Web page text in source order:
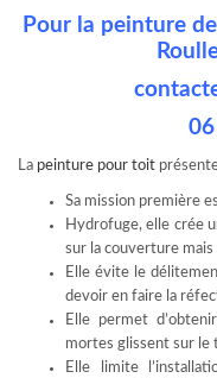
Pour la peinture
La peinture pour toit
Sa mission première
Hydrofuge, elle crée
sur la couverture mais
Elle évite le
devoir en faire la
Elle permet
mortes glissent sur le
Elle limite